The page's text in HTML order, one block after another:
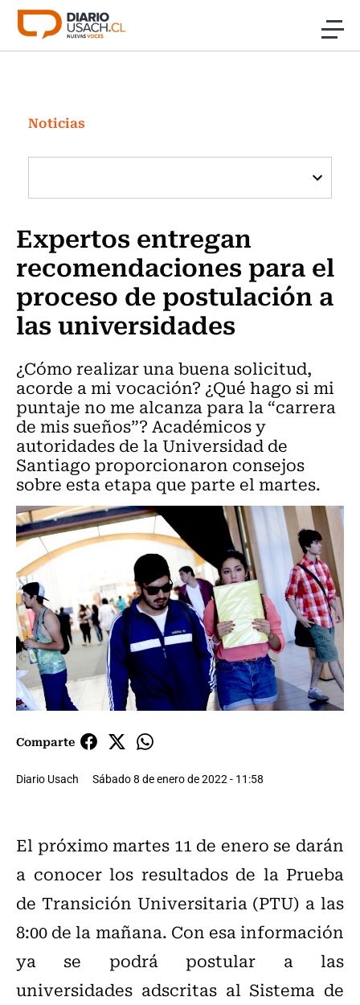
Click acá para ir directamente al contenido
Investigación
Cultura
Programas Radio y TV Usach
Noticias
Expertos entregan
recomendaciones para el
proceso de postulación a
las universidades
¿Cómo realizar una buena solicitud,
acorde a mi vocación? ¿Qué hago si mi
puntaje no me alcanza para la “carrera
de mis sueños”? Académicos y
autoridades de la Universidad de
Santiago proporcionaron consejos
sobre esta etapa que parte el martes.
Comparte
Diario Usach Sábado 8 de enero de 2022 - 11:58
El próximo martes 11 de enero se darán
a conocer los resultados de la Prueba
de Transición Universitaria (PTU) a las
8:00 de la mañana. Con esa información
ya se podrá postular a las
universidades adscritas al Sistema de